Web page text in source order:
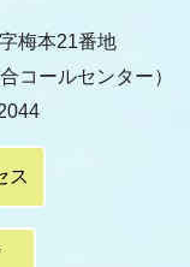
梅本21番地
コールセンター）
ス